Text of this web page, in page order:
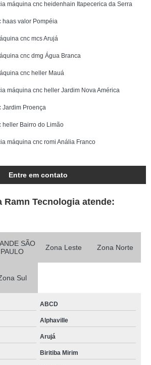
máquina cnc heidenhain Itapecerica da Serra
haas valor Pompéia
cnc mcs Arujá
cnc dmg Água Branca
cnc heller Mauá
máquina cnc heller Jardim Nova América
Jardim Proença
heller Bairro do Limão
máquina cnc romi Anália Franco
Entre em contato
Ramn Tecnologia atende:
SÃO
PAULO
Zona Leste Zona Norte
Sul
ABCD
Alphaville
Arujá
Biritiba Mirim